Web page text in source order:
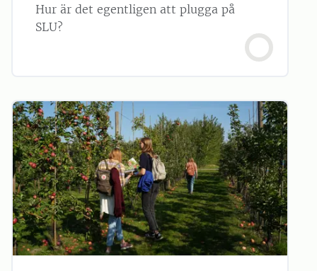
Hur är det egentligen att plugga på
SLU?